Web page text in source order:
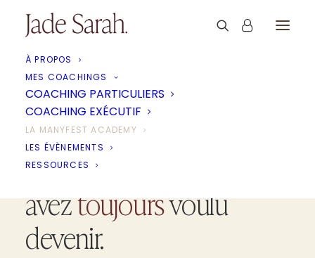
À PROPOS
MES COACHINGS
COACHING PARTICULIERS
COACHING EXÉCUTIF
LA MANYFEST ACADEMY
LES ÉVÈNEMENTS
RESSOURCES
Faites le premier pas vers
la personne que vous
aveztoujoursvoulu
devenir.